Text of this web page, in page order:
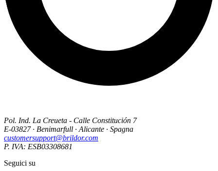
Pol. Ind. La Creueta - Calle Constitución 7
E-03827 · Benimarfull · Alicante · Spagna
customersupport@brildor.com
P. IVA: ESB03308681
Seguici su